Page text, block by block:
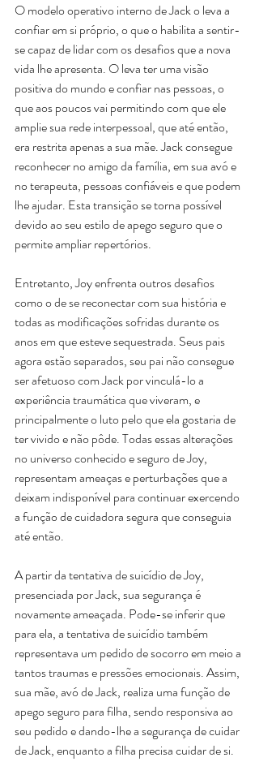
O modelo operativo interno de Jack o leva a
confiar em si próprio, o que o habilita a sentir-
se capaz de lidar com os desafios que a nova
vida lhe apresenta. O leva ter uma visão
positiva do mundo e confiar nas pessoas, o
que aos poucos vai permitindo com que ele
amplie sua rede interpessoal, que até então,
era restrita apenas a sua mãe. Jack consegue
reconhecer no amigo da família, em sua avó e
no terapeuta, pessoas confiáveis e que podem
lhe ajudar. Esta transição se torna possível
devido ao seu estilo de apego seguro que o
permite ampliar repertórios.
Entretanto, Joy enfrenta outros desafios
como o de se reconectar com sua história e
todas as modificações sofridas durante os
anos em que esteve sequestrada. Seus pais
agora estão separados, seu pai não consegue
ser afetuoso com Jack por vinculá-lo a
experiência traumática que viveram, e
principalmente o luto pelo que ela gostaria de
ter vivido e não pôde. Todas essas alterações
no universo conhecido e seguro de Joy,
representam ameaças e perturbações que a
deixam indisponível para continuar exercendo
a função de cuidadora segura que conseguia
até então.
A partir da tentativa de suicídio de Joy,
presenciada por Jack, sua segurança é
novamente ameaçada. Pode-se inferir que
para ela, a tentativa de suicídio também
representava um pedido de socorro em meio a
tantos traumas e pressões emocionais. Assim,
sua mãe, avó de Jack, realiza uma função de
apego seguro para filha, sendo responsiva ao
seu pedido e dando-lhe a segurança de cuidar
de Jack, enquanto a filha precisa cuidar de si.